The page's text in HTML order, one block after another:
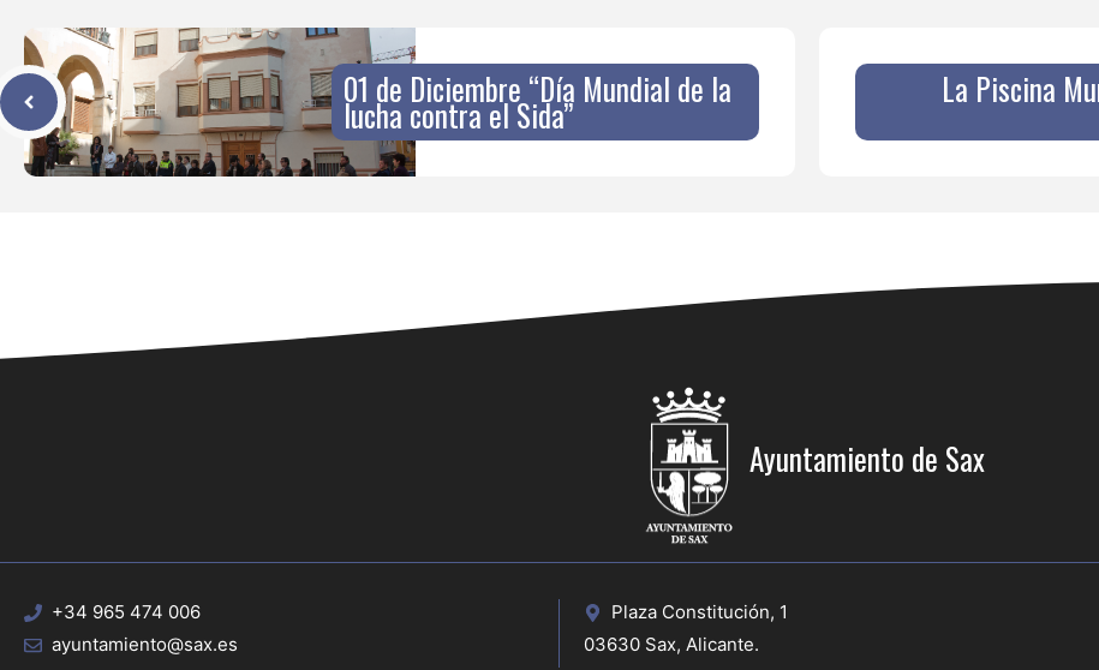
01 de Diciembre “Día Mundial de la
lucha contra el Sida”
La Piscina
Ayuntamiento de Sax
+34 965 474 006
ayuntamiento@sax.es
Plaza Constitución, 1
03630 Sax, Alicante.